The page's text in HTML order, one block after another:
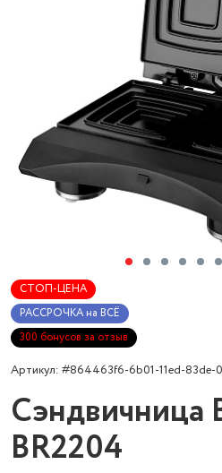
СТОП-ЦЕНА
РАССРОЧКА на ВСЁ
300 бонусов за отзыв
Артикул: #864463f6-6b01-11ed-83de-
Сэндвичница
BR2204